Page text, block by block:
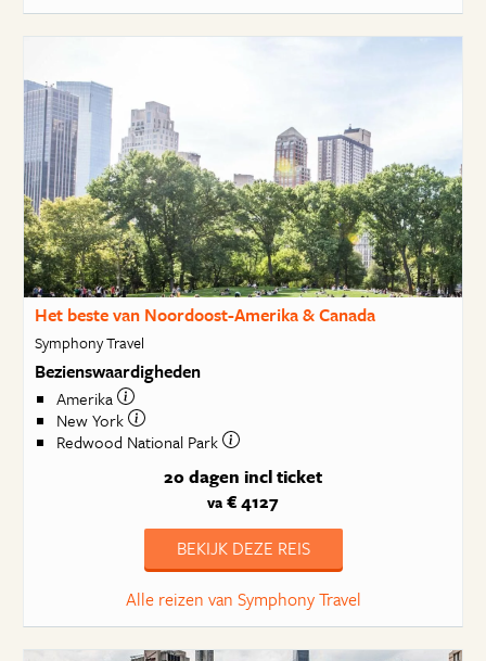
Het beste van Noordoost-Amerika & Canada
Symphony Travel
Bezienswaardigheden
Amerika
New York
Redwood National Park
20 dagen incl ticket
va € 4127
BEKIJK DEZE REIS
Alle reizen van Symphony Travel